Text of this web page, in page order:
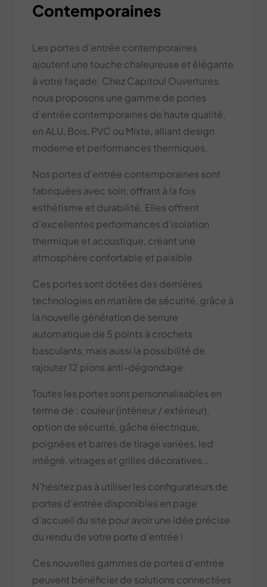
Contemporaines
Les portes d’entrée contemporaines
ajoutent une touche chaleureuse et élégante
à votre façade. Chez Capitoul Ouvertures,
nous proposons une gamme de portes
d’entrée contemporaines de haute qualité,
en ALU, Bois, PVC ou Mixte, alliant design
moderne et performances thermiques.
Nos portes d’entrée contemporaines sont
fabriquées avec soin, offrant à la fois
esthétisme et durabilité. Elles offrent
d’excellentes performances d’isolation
thermique et acoustique, créant une
atmosphère confortable et paisible.
Ces portes sont dotées des dernières
technologies en matière de sécurité, grâce à
la nouvelle génération de serrure
automatique de 5 points à crochets
basculants, mais aussi la possibilité de
rajouter 12 pions anti-dégondage.
Toutes les portes sont personnalisables en
terme de : couleur (intérieur / extérieur),
option de sécurité, gâche électrique,
poignées et barres de tirage variées, led
intégré, vitrages et grilles décoratives…
N’hésitez pas à utiliser les configurateurs de
portes d’entrée disponibles en page
d’accueil du site pour avoir une idée précise
du rendu de votre porte d’entrée !
Ces nouvelles gammes de portes d’entrée
peuvent bénéficier de solutions connectées